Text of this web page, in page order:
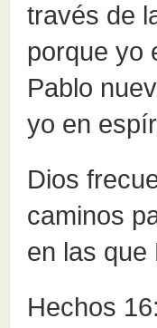
través de
porque yo
Pablo
yo en
Dios
caminos
en las que
Hechos